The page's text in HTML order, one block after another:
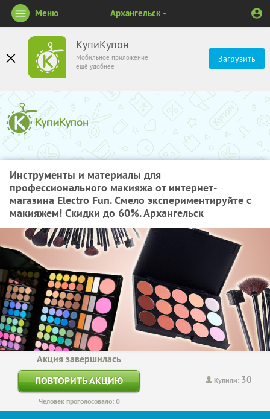
КупиКупон
Мобильное приложение
ещё удобнее
Загрузить
Меню Архангельск
Инструменты и материалы для
профессионального макияжа от интернет-
магазина Electro Fun. Смело экспериментируйте с
макияжем! Скидки до 60%. Архангельск
Купили: 30
Акция завершилась
ПОВТОРИТЬ АКЦИЮ
Человек проголосовало: 0